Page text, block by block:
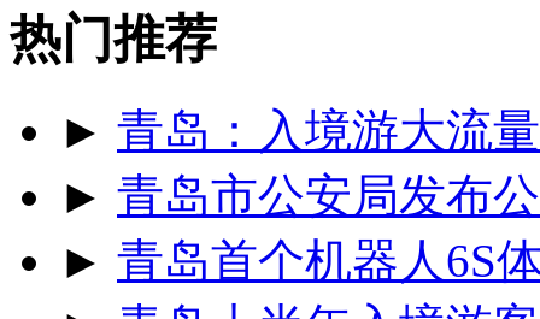
热门推荐
► 青岛：入境游大流
► 青岛市公安局发布
► 青岛首个机器人6S